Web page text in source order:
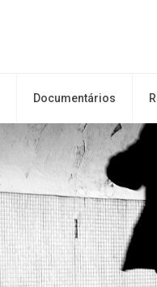
Documentários